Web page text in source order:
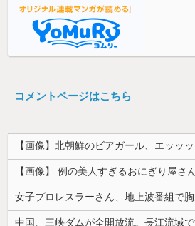
コメントページはこちら
中国、三峡ダムが全開放流。長江流域